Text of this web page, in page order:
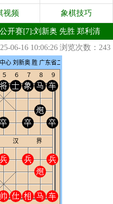
视频 象棋技巧
开赛[7]:刘新奥 先胜 郑利清
06-16 10:06:26 浏览次数：243